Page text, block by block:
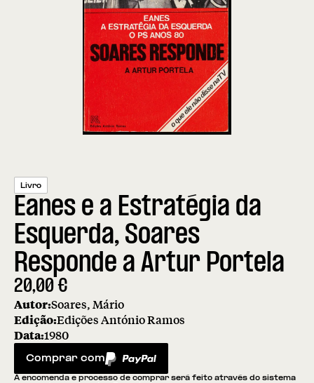
Livro
Eanes e a Estratégia da
Esquerda, Soares
Responde a Artur Portela
20,00€
Autor:Soares, Mário
Edição:Edições António Ramos
Data:1980
Comprar com
PayPal
A encomenda e processo de comprar será feito através do sistema